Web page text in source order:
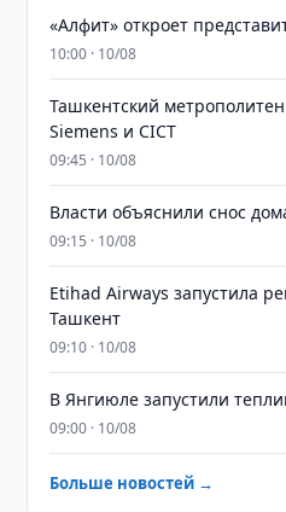
«Алфит» откроет
10:00 · 10/08
Ташкентский
Siemens и CICT
09:45 · 10/08
Власти объяснили снос
09:15 · 10/08
Etihad Airways запустила
Ташкент
09:10 · 10/08
В Янгиюле запустили
09:00 · 10/08
Больше новостей →